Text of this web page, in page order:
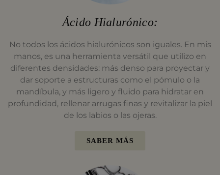
Ácido Hialurónico:
No todos los ácidos hialurónicos son iguales. En mis
manos, es una herramienta versátil que utilizo en
diferentes densidades: más denso para proyectar y
dar soporte a estructuras como el pómulo o la
mandíbula, y más ligero y fluido para hidratar en
profundidad, rellenar arrugas finas y revitalizar la piel
de los labios o las ojeras.
SABER MÁS